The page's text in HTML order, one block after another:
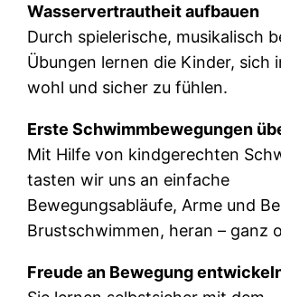
Wasservertrautheit aufbauen
Durch spielerische, musikalisch
Übungen lernen die Kinder, sich
wohl und sicher zu fühlen.
Erste Schwimmbewegungen
Mit Hilfe von kindgerechten
tasten wir uns an einfache
Bewegungsabläufe, Arme und
Brustschwimmen, heran – ganz
Freude an Bewegung